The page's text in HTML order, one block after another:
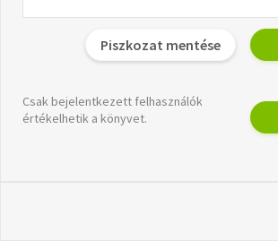
Piszkozat mentése
Csak bejelentkezett felhasználók
értékelhetik a könyvet.